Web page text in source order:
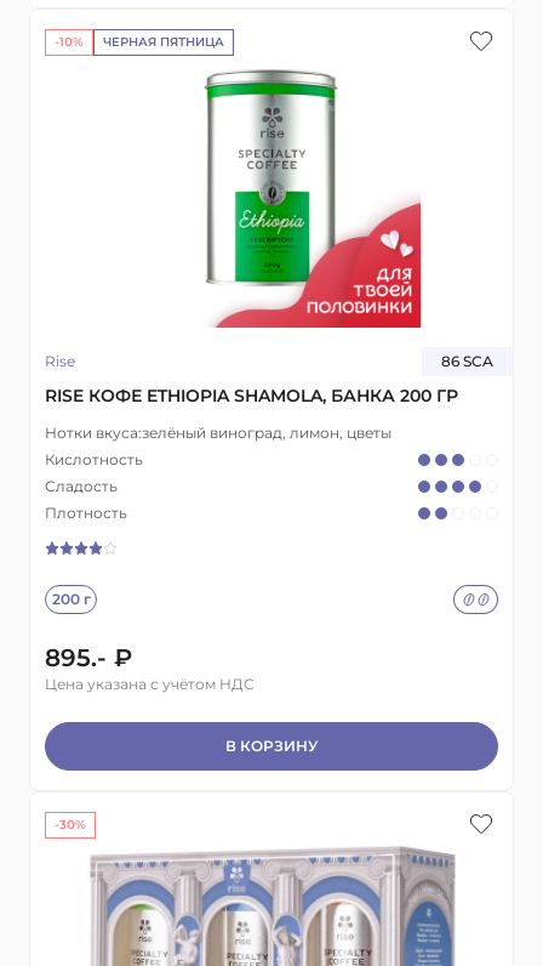
Rise 86 SCA
RISE КОФЕ ETHIOPIA SHAMOLA, БАНКА 200 ГР
Нотки вкуса:зелёный виноград, лимон, цветы
Кислотность
Сладость
Плотность
200 г
-10% ЧЕРНАЯ ПЯТНИЦА
895.- ₽
Цена указана с учётом НДС
В КОРЗИНУ
-30%